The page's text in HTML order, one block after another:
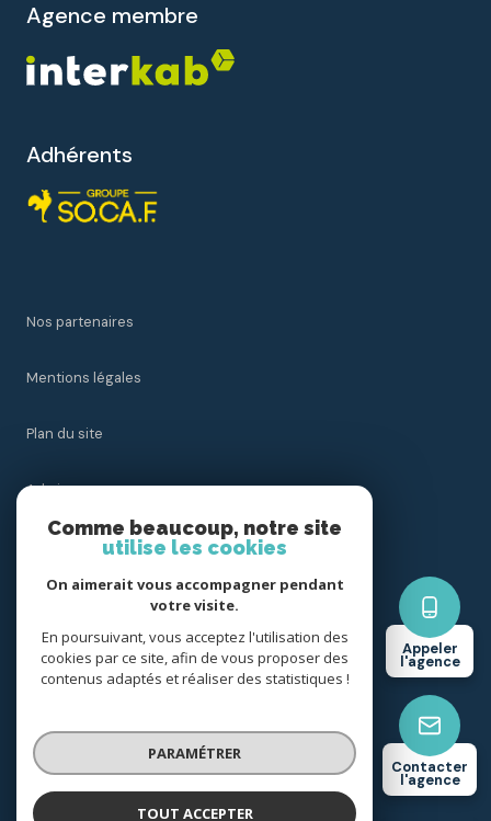
Appeler
l'agence
Contacter
l'agence
agence membre
Adhérents
Nos partenaires
Mentions légales
Plan du site
Admin
Nos honoraires
Cookies
© 2026 | Tous droits réservés
Réalisé par
Comme beaucoup, notre site
utilise les cookies
On aimerait vous accompagner pendant
votre visite.
En poursuivant, vous acceptez l'utilisation des
cookies par ce site, afin de vous proposer des
contenus adaptés et réaliser des statistiques !
PARAMÉTRER
TOUT ACCEPTER